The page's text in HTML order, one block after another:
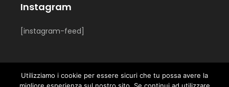
Instagram
[instagram-feed]
Utilizziamo i cookie per essere sicuri che tu possa avere la